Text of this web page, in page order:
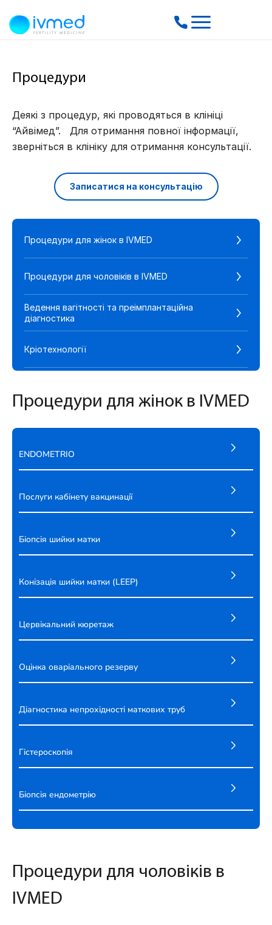
Процедури
Деякі з процедур, які проводяться в клініці
“Айвімед”. Для отримання повної інформації,
зверніться в клініку для отримання консультації.
Записатися на консультацію
Процедури для жінок в IVMED
Процедури для чоловіків в IVMED
Ведення вагітності та преімплантаційна
діагностика
Кріотехнології
Процедури для жінок в IVMED
ENDOMETRIO
Послуги кабінету вакцинації
Біопсія шийки матки
Конізація шийки матки (LEEP)
Цервікальний кюретаж
Оцінка оваріального резерву
Діагностика непрохідності маткових труб
Гістероскопія
Біопсія ендометрію
Процедури для чоловіків в
IVMED